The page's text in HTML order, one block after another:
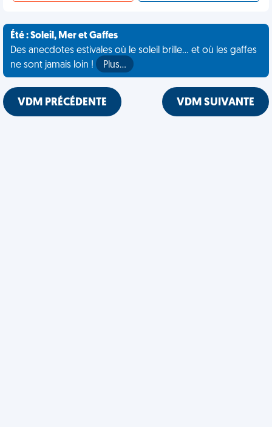
Été : Soleil, Mer et Gaffes
Des anecdotes estivales où le soleil brille... et où les gaffes
ne sont jamais loin !
Plus…
VDM PRÉCÉDENTE VDM SUIVANTE